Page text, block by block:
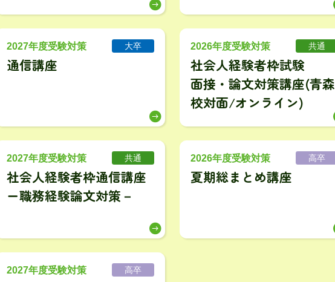
2027年度受験対策 大卒
通信講座
2026年度受験対策 共通
社会人経験者枠試験
面接・論文対策講座(青森
校対面/オンライン)
2027年度受験対策 共通
社会人経験者枠通信講座
ー職務経験論文対策－
2026年度受験対策 高卒
夏期総まとめ講座
2027年度受験対策 高卒